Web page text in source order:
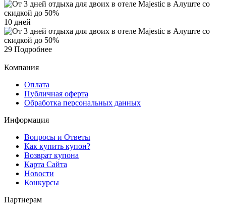
10 дней
29 Подробнее
Компания
Оплата
Публичная оферта
Обработка персональных данных
Информация
Вопросы и Ответы
Как купить купон?
Возврат купона
Карта Сайта
Новости
Конкурсы
Партнерам